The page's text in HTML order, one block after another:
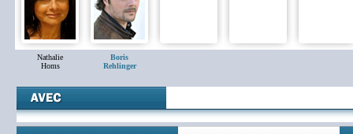
Nathalie
Homs
Boris
Rehlinger